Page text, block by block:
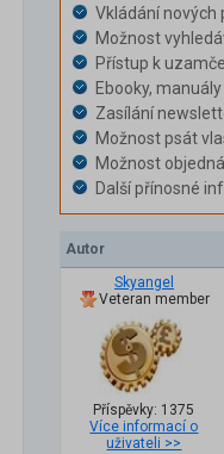
Vkládání nových
Možnost
Přístup k
Ebooky,
Zasílání
Možnost psát
Možnost
Další přínosné
Autor
Skyangel
Veteran member
Příspěvky: 1375
Více informací o
uživateli >>